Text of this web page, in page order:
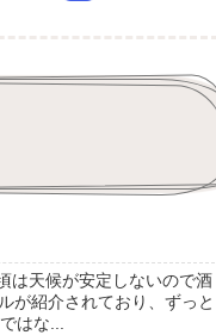
は天候が安定しないので酒
が紹介されており、ずっと
はな...